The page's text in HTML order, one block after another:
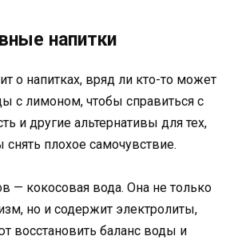
напитки
о напитках, вряд ли кто-то может
с лимоном, чтобы справиться с
и другие альтернативы для тех,
снять плохое самочувствие.
— кокосовая вода. Она не только
но и содержит электролиты,
восстановить баланс воды и